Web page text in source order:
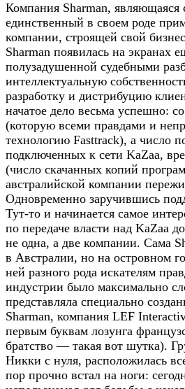
Компания Sharman, являющаяся
единственный в своем роде
компании, строящей свой
Sharman появилась на экранах
полузадушенной судебными
интеллектуальную
разработку и дистрибуцию
начатое дело весьма успешно:
(которую всеми правдами и
технологию Fasttrack), а число
подключенных к сети KaZaa,
(число скачанных копий
австралийской компании
Одновременно заручившись
Тут-то и начинается самое
по передаче власти над KaZaa
не одна, а две компании. Сама
в Австралии, но на островном
ней разного рода искателям
индустрии было максимально
представляла специально
Sharman, компания LEF
первым буквам лозунга
братство — такая вот шутка).
Никки с нуля, расположилась
пор прочно встал на ноги: